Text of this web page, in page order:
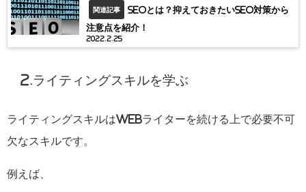
関連記事 SEOとは？抑えておきたいSEO対策から
注意点を紹介！
2022.2.25
2.ライティングスキルを学ぶ
ライティングスキルはWebライターを続ける上で必要不可
欠なスキルです。
例えば、